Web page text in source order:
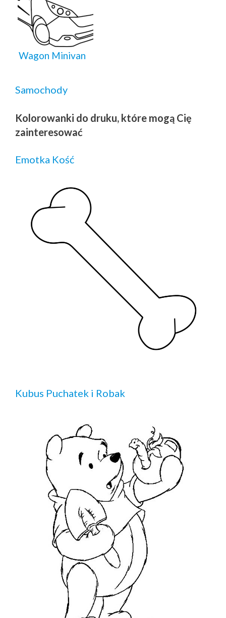
Wagon Minivan
Samochody
Kolorowanki do druku, które mogą Cię
zainteresować
Emotka Kość
Kubus Puchatek i Robak